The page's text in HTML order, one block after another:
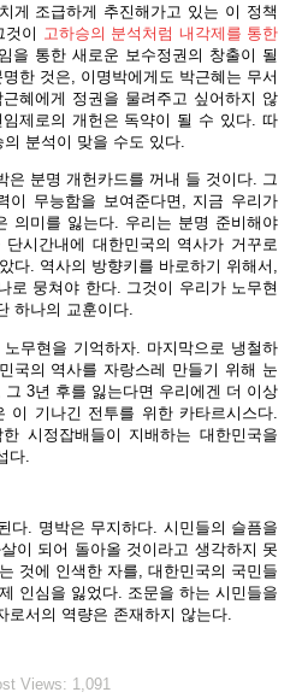
게 조급하게 추진해가고 있는 이 정책
것이 고하승의 분석처럼 내각제를 통한
임을 통한 새로운 보수정권의 창출이 될
한 것은, 이명박에게도 박근혜는 무서
혜에게 정권을 물려주고 싶어하지 않
제로의 개헌은 독약이 될 수 있다. 따
분석이 맞을 수도 있다.
은 분명 개헌카드를 꺼내 들 것이다. 그
이 무능함을 보여준다면, 지금 우리가
의미를 잃는다. 우리는 분명 준비해야
시간내에 대한민국의 역사가 거꾸로
다. 역사의 방향키를 바로하기 위해서,
로 뭉쳐야 한다. 그것이 우리가 노무현
하나의 교훈이다.
무현을 기억하자. 마지막으로 냉철하
국의 역사를 자랑스레 만들기 위해 눈
3년 후를 잃는다면 우리에겐 더 이상
이 기나긴 전투를 위한 카타르시스다.
시정잡배들이 지배하는 대한민국을
다.
다. 명박은 무지하다. 시민들의 슬픔을
이 되어 돌아올 것이라고 생각하지 못
것에 인색한 자를, 대한민국의 국민들
인심을 잃었다. 조문을 하는 시민들을
서의 역량은 존재하지 않는다.
Views: 1,091